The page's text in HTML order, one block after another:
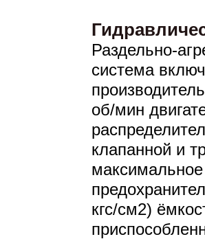
Раздельно-
система
об/мин
клапанной и
кгс/см2)